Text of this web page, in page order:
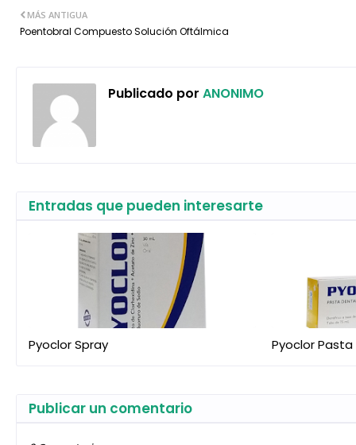
MÁS ANTIGUA
Poentobral Compuesto Solución Oftálmica
Publicado por ANONIMO
Entradas que pueden interesarte
Pyoclor Spray Pyoclor
Publicar un comentario